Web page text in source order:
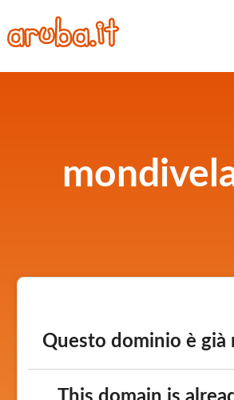
Questo dominio è già